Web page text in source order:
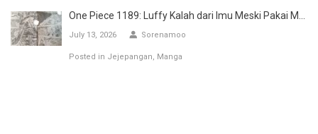
One Piece 1189: Luffy Kalah dari Imu Meski Pakai M...
July 13, 2026 Sorenamoo
Posted in Jejepangan Manga